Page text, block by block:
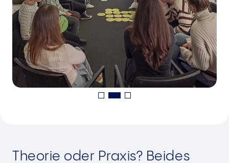
Theorie oder Praxis? Beides